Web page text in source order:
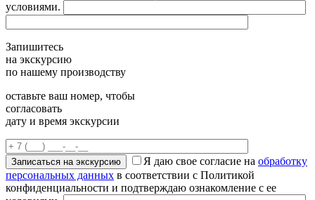
условиями.
Запишитесь
на экскурсию
по нашему производству
оставьте ваш номер, чтобы
согласовать
дату и время экскурсии
Я даю свое согласие на обработку
персональных данных в соответствии с Политикой
конфиденциальности и подтверждаю ознакомление с ее